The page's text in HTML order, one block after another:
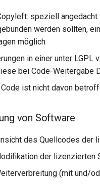
speziell
werden sollten,
möglich
in einer unter
bei Code-Weitergabe
ist nicht davon
von Software
des Quellcodes der
der lizenzierten
(mit und/